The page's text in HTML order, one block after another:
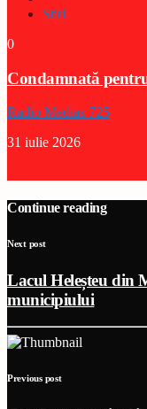
Stiri
0
Condamnată
Radio Medias 725
31 iulie 2026
Continue reading
Next post
Lacul Heleșteu din
municipiului
Previous post